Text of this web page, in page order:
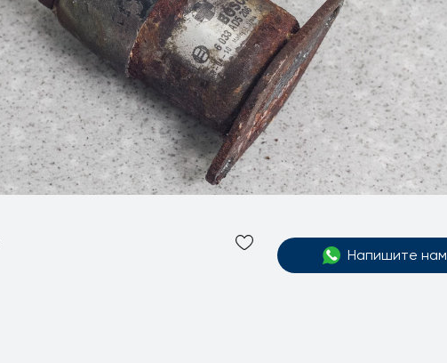
Напишите нам